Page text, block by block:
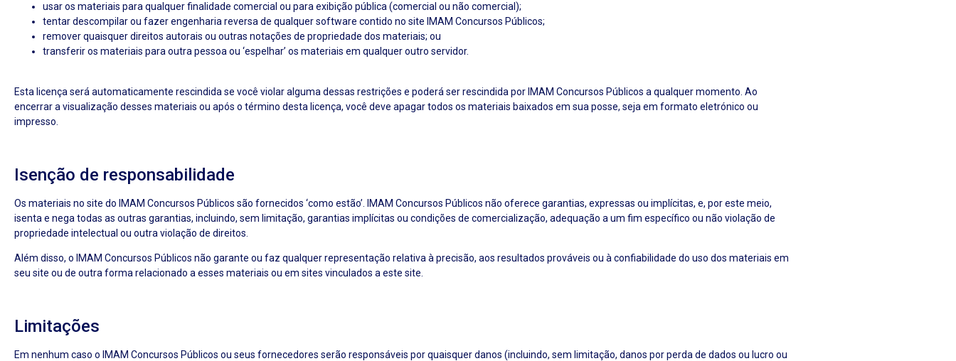
usar os materiais para qualquer finalidade comercial ou para exibição pública (comercial ou não comercial);
tentar descompilar ou fazer engenharia reversa de qualquer software contido no site IMAM Concursos Públicos;
remover quaisquer direitos autorais ou outras notações de propriedade dos materiais; ou
transferir os materiais para outra pessoa ou ‘espelhar’ os materiais em qualquer outro servidor.
Esta licença será automaticamente rescindida se você violar alguma dessas restrições e poderá ser rescindida por IMAM Concursos Públicos a qualquer momento. Ao
encerrar a visualização desses materiais ou após o término desta licença, você deve apagar todos os materiais baixados em sua posse, seja em formato eletrónico ou
impresso.
Isenção de responsabilidade
Os materiais no site do IMAM Concursos Públicos são fornecidos ‘como estão’. IMAM Concursos Públicos não oferece garantias, expressas ou implícitas, e, por este meio,
isenta e nega todas as outras garantias, incluindo, sem limitação, garantias implícitas ou condições de comercialização, adequação a um fim específico ou não violação de
propriedade intelectual ou outra violação de direitos.
Além disso, o IMAM Concursos Públicos não garante ou faz qualquer representação relativa à precisão, aos resultados prováveis ​​ou à confiabilidade do uso dos materiais em
seu site ou de outra forma relacionado a esses materiais ou em sites vinculados a este site.
Limitações
Em nenhum caso o IMAM Concursos Públicos ou seus fornecedores serão responsáveis ​​por quaisquer danos (incluindo, sem limitação, danos por perda de dados ou lucro ou